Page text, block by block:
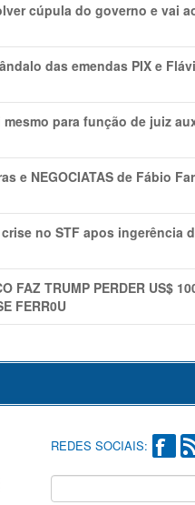
cúpula do governo e vai
das emendas PIX e
para função de juiz
e NEGOCIATAS de Fábio
no STF apos ingerência
FAZ TRUMP PERDER US$
FERR0U
REDES SOCIAIS: